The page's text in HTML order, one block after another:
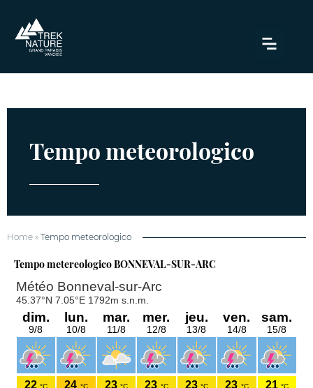
Tempo meteorologico
Home » Tempo meteorologico
Tempo metereologico BONNEVAL-SUR-ARC